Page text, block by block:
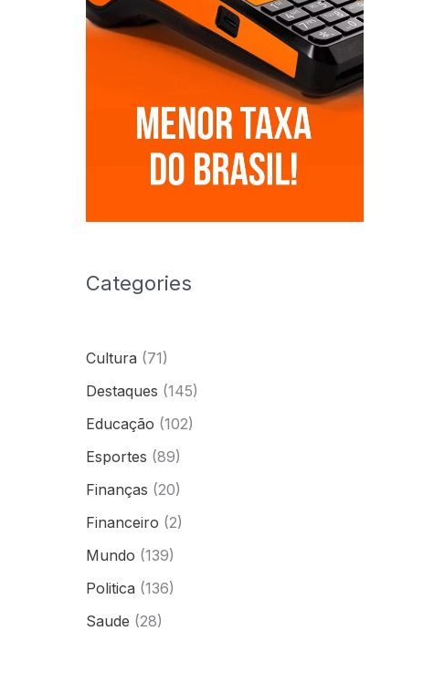
Categories
Cultura (71)
Destaques (145)
Educação (102)
Esportes (89)
Finanças (20)
Financeiro (2)
Mundo (139)
Politica (136)
Saude (28)